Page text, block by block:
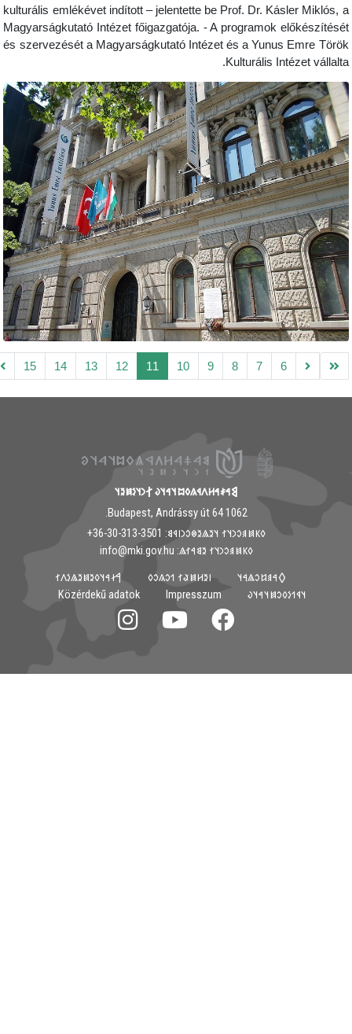
kulturális emlékévet indított – jelentette be Prof. Dr. Kásler
Magyarságkutató Intézet főigazgatója. - A programok
és szervezését a Magyarságkutató Intézet és a Yunus
Kulturális Intézet
11
12
13
14
15
𐲘𐳀𐳎𐳀𐳢𐳤𐳁𐳍𐳓𐳪𐳦𐳀𐳦𐳜 𐲐𐳙𐳦𐳋𐳯𐳉𐳦
𐳓𐳞𐳯𐳠𐳛𐳙𐳦𐳐 𐳦𐳉𐳖𐳉𐳌𐳛𐳙𐳥𐳁𐳘: ‭+36-30-313-3501
𐳓𐳞𐳯𐳠𐳛𐳙𐳦𐳐 𐳉𐳘𐳀𐳐𐳖: info@mki.gov.hu
𐲓𐳀𐳠𐳆𐳛𐳖𐳀𐳦
𐳺𐳉𐳢𐳯𐳟𐳐 𐳒𐳛𐳍𐳛𐳓
𐲀𐳇𐳀𐳦𐳓𐳉𐳯𐳉𐳖𐳋𐳤𐳐
𐳦𐳁𐳒𐳋𐳓𐳛𐳯𐳦𐳀𐳦𐳜
Közérdekű adatok Impresszum